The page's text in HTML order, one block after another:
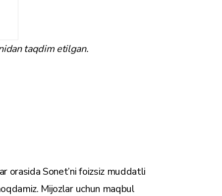
taqdim etilgan.
orasida Sonet’ni foizsiz muddatli
Mijozlar uchun maqbul